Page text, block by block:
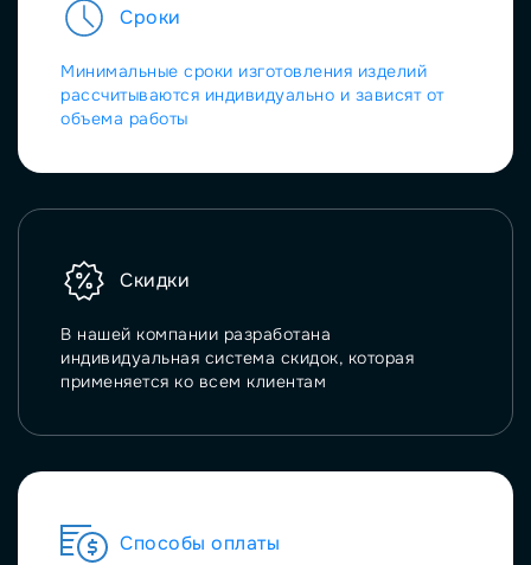
Сроки
Минимальные сроки изготовления изделий
рассчитываются индивидуально и зависят от
объема работы
Скидки
В нашей компании разработана
индивидуальная система скидок, которая
применяется ко всем клиентам
Способы оплаты